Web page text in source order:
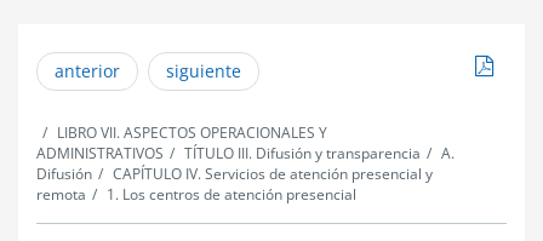
anterior siguiente
LIBRO VII. ASPECTOS OPERACIONALES Y
ADMINISTRATIVOS
TÍTULO III. Difusión y transparencia
A.
Difusión
CAPÍTULO IV. Servicios de atención presencial y
remota
1. Los centros de atención presencial